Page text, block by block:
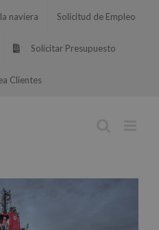
naviera Solicitud de Empleo
Solicitar Presupuesto
Clientes